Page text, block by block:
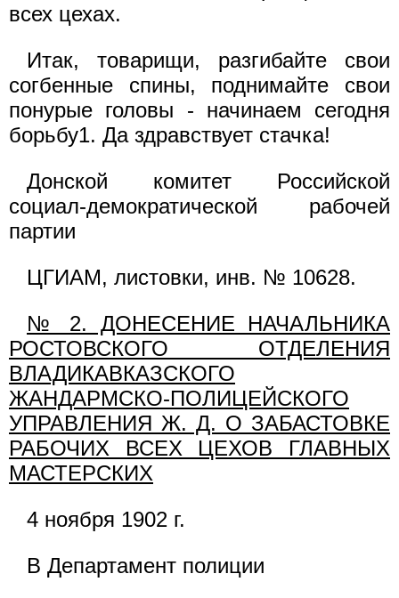
всех цехах.
Итак, товарищи, разгибайте свои
согбенные спины, поднимайте свои
понурые головы - начинаем сегодня
борьбу1. Да здравствует стачка!
Донской комитет Российской
социал-демократической рабочей
партии
ЦГИАМ, листовки, инв. № 10628.
№ 2. ДОНЕСЕНИЕ НАЧАЛЬНИКА
РОСТОВСКОГО ОТДЕЛЕНИЯ
ВЛАДИКАВКАЗСКОГО
ЖАНДАРМСКО-ПОЛИЦЕЙСКОГО
УПРАВЛЕНИЯ Ж. Д. О ЗАБАСТОВКЕ
РАБОЧИХ ВСЕХ ЦЕХОВ ГЛАВНЫХ
МАСТЕРСКИХ
4 ноября 1902 г.
В Департамент полиции